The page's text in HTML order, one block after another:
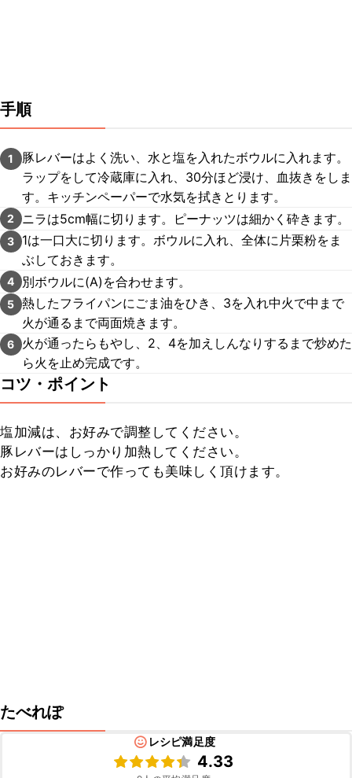
手順
1
豚レバーはよく洗い、水と塩を入れたボウルに入れます。
ラップをして冷蔵庫に入れ、30分ほど浸け、血抜きをしま
す。キッチンペーパーで水気を拭きとります。
2 ニラは5cm幅に切ります。ピーナッツは細かく砕きます。
3
1は一口大に切ります。ボウルに入れ、全体に片栗粉をま
ぶしておきます。
4 別ボウルに(A)を合わせます。
5 熱したフライパンにごま油をひき、3を入れ中火で中まで
火が通るまで両面焼きます。
6
火が通ったらもやし、2、4を加えしんなりするまで炒めた
ら火を止め完成です。
コツ・ポイント
塩加減は、お好みで調整してください。
豚レバーはしっかり加熱してください。
お好みのレバーで作っても美味しく頂けます。
たべれぽ
レシピ満足度
4.33